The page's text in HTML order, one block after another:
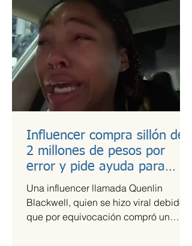
Influencer compra sillón de
2 millones de pesos por
error y pide ayuda para
pagarlo
Una influencer llamada Quenlin
Blackwell, quien se hizo viral debido a
que por equivocación compró un